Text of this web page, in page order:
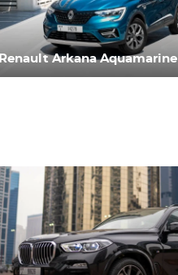
inceleme sonrası
Renault Arkana Aquamarine